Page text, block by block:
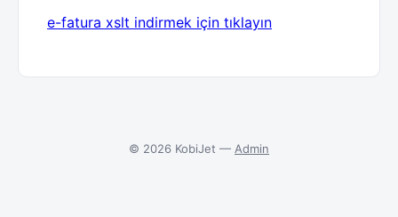
e-fatura xslt indirmek için tıklayın
© 2026 KobiJet — Admin